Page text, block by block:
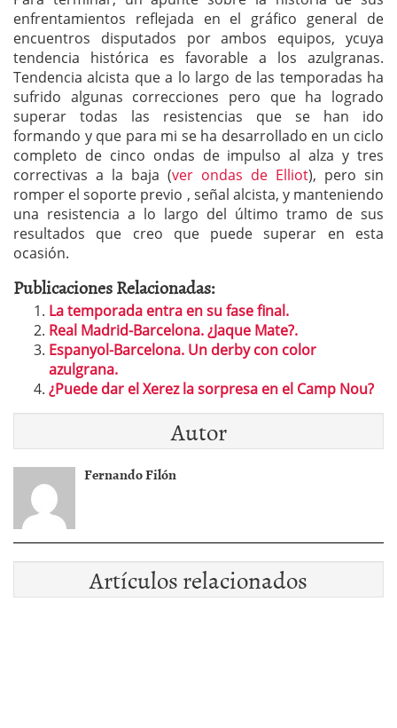
enfrentamientos reflejada en el gráfico general de
encuentros disputados por ambos equipos, ycuya
tendencia histórica es favorable a los azulgranas.
Tendencia alcista que a lo largo de las temporadas ha
sufrido algunas correcciones pero que ha logrado
superar todas las resistencias que se han ido
formando y que para mi se ha desarrollado en un ciclo
completo de cinco ondas de impulso al alza y tres
correctivas a la baja (ver ondas de Elliot), pero sin
romper el soporte previo , señal alcista, y manteniendo
una resistencia a lo largo del último tramo de sus
resultados que creo que puede superar en esta
ocasión.
Publicaciones Relacionadas:
La temporada entra en su fase final.
Real Madrid-Barcelona. ¿Jaque Mate?.
Espanyol-Barcelona. Un derby con color
azulgrana.
¿Puede dar el Xerez la sorpresa en el Camp Nou?
Autor
Fernando Filón
Artículos relacionados